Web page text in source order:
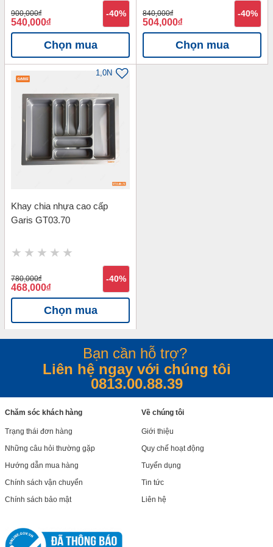
900,000đ
540,000đ
-40%
Chọn mua
840,000đ
504,000đ
-40%
Chọn mua
1,0N
Khay chia nhựa cao cấp
Garis GT03.70
780,000đ
468,000đ
-40%
Chọn mua
Bạn cần hỗ trợ?
Liên hệ ngay với chúng tôi
0813.00.88.39
Chăm sóc khách hàng
Trạng thái đơn hàng
Những câu hỏi thường gặp
Hướng dẫn mua hàng
Chính sách vận chuyển
Chính sách bảo mật
Về chúng tôi
Giới thiệu
Quy chế hoạt động
Tuyển dụng
Tin tức
Liên hệ